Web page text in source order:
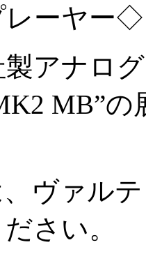
ーヤー◇
アナロ
MB”
ヴァル
さい。